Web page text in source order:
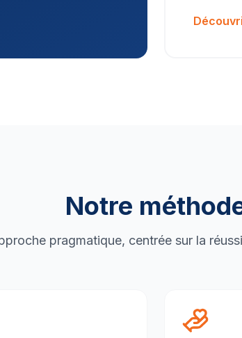
Notre
pragmatique, centrée sur la